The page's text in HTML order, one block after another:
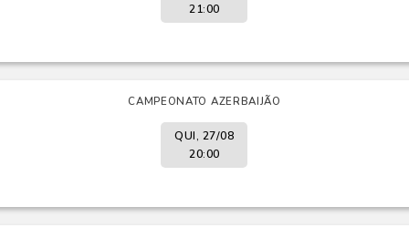
21:00
CAMPEONATO AZERBAIJÃO
QUI, 27/08
20:00